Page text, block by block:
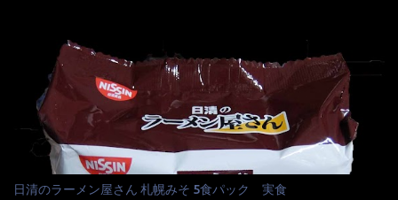
油脂、植物性たん白、食塩、とろろ芋、卵白)、かやく(小えびてん
ぷら)、添付調味料(砂糖、食塩、しょうゆ、魚介エキス、たん白加
水分解物、ねぎ、香辛料、 植物油 、香味油脂)／加工でん粉、調味
料(アミノ酸等)、炭酸カルシウム、カラメル色素、リン酸塩
(Na)、増粘多糖類、レシチン、酸化防止剤(ビタミンE)、クチナシ
色素、香料、ベニコウジ色素、ビタミンB2、ビタミンB1、香辛料
抽出物、(一部にえび・小麦・そば・卵・ さば ・大豆・豚肉・やま
いも・ゼラチンを含む) 材料から見れば、緑のたぬきの方が蒲鉾が
いつきました。 見た目は、炎のシルエットが辛さを醸し出してい
る・・・ でもパッケージに惑わされてはいけない！！ 私はペ
ヤングの【獄激辛焼きそば】を完食した漢だ。 その後の獄激辛カ
レーもな！ 今回、カップヌードル激辛味噌はカップに敢えて辛
さレベルが記載されている。 それはレベル5！ 日清としては最上
位の辛さと云っている訳だ。 昨年モデルも食べてはいるけど、1年
も経つと記憶の彼方に・・・いや歳だから記憶力が、どうのこう
日清のラーメン屋さん 札幌みそ 5食パック 実食